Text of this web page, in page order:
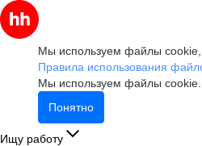
Мы используем файлы cookie,
Правила использования
Мы используем файлы cookie.
Понятно
Ищу работу